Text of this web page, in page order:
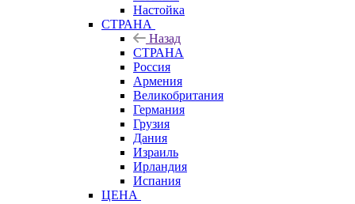
Настойка
СТРАНА
Назад
СТРАНА
Россия
Армения
Великобритания
Германия
Грузия
Дания
Израиль
Ирландия
Испания
ЦЕНА